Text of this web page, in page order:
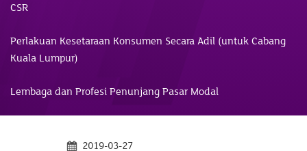
CSR
Perlakuan Kesetaraan Konsumen Secara Adil (untuk Cabang
Kuala Lumpur)
Lembaga dan Profesi Penunjang Pasar Modal
2019-03-27